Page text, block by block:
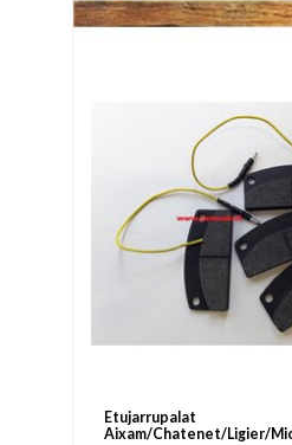
Etujarrupalat
Aixam/Chatenet/Ligier/